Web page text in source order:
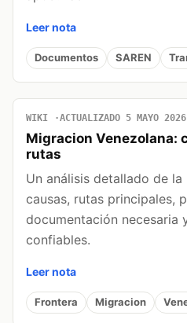
Leer nota
Documentos SAREN
WIKI ACTUALIZADO 5 MAYO 2026
Migracion Venezolana:
rutas
Un análisis detallado de
causas, rutas principales,
documentación necesaria
confiables.
Leer nota
Frontera Migracion